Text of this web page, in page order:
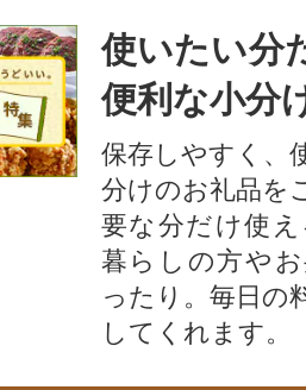
使いたい分
便利な小分
保存しやすく、
分けのお礼品を
要な分だけ使
暮らしの方や
ったり。毎日の
してくれます。